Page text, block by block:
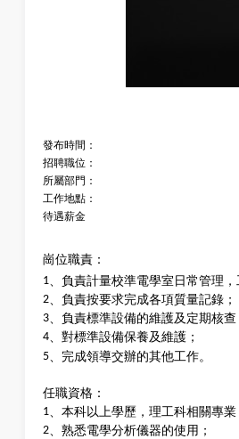
發布時間：
招聘職位：
所屬部門：
工作地點：
待遇薪金
崗位職責：
1、負責計量校準電學室日常管理
2、負責按要求完成各項質量記錄；
3、負責標準設備的維護及定期核查
4、對標準設備保養及維護；
5、完成領導交辦的其他工作。
任職資格：
1、本科以上學歷，理工科相關專業
2、 熟悉電學分析儀器的使用；